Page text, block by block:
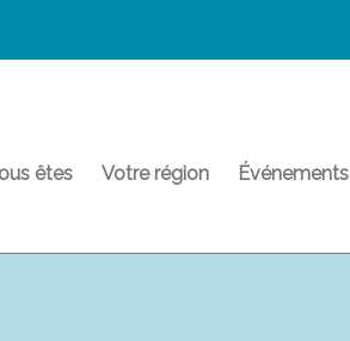
êtes Votre région Événements